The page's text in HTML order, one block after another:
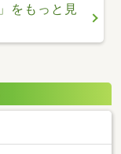
」をもっと見